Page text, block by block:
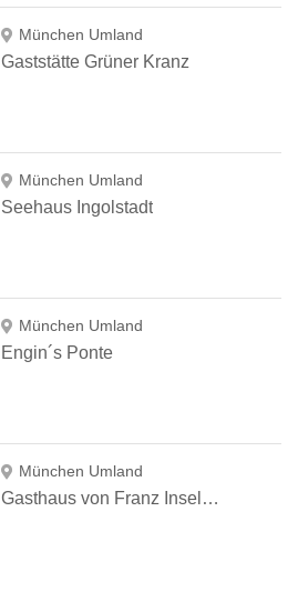
München Umland
Gaststätte Grüner Kranz
München Umland
Seehaus Ingolstadt
München Umland
Engin´s Ponte
München Umland
Gasthaus von Franz Inselkammer